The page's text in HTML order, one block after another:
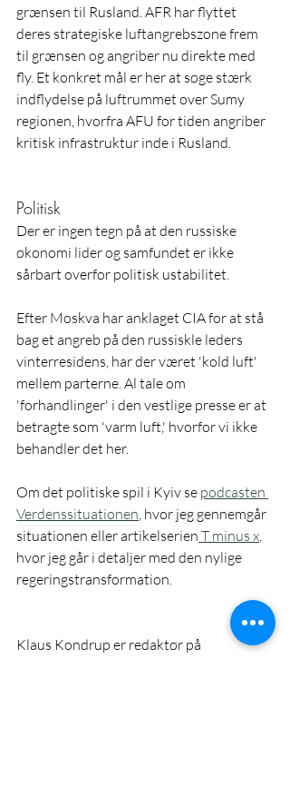
grænsen til Rusland. AFR har flyttet
deres strategiske luftangrebszone frem
til grænsen og angriber nu direkte med
fly. Et konkret mål er her at søge stærk
indflydelse på luftrummet over Sumy
regionen, hvorfra AFU for tiden angriber
kritisk infrastruktur inde i Rusland.
Politisk
Der er ingen tegn på at den russiske
økonomi lider og samfundet er ikke
sårbart overfor politisk ustabilitet.
Efter Moskva har anklaget CIA for at stå
bag et angreb på den russiskle leders
vinterresidens, har der været 'kold luft'
mellem parterne. Al tale om
'forhandlinger' i den vestlige presse er at
betragte som 'varm luft,' hvorfor vi ikke
behandler det her.
Om det politiske spil i Kyiv se podcasten
Verdenssituationen , hvor jeg gennemgår
situationen eller artikelserien T minus x
hvor jeg går i detaljer med den nylige
regeringstransformation.
Klaus Kondrup er redaktør på